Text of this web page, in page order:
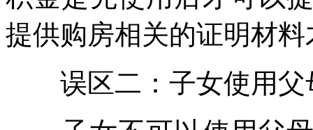
提供购房相关的证明材
误区二：子女使用父